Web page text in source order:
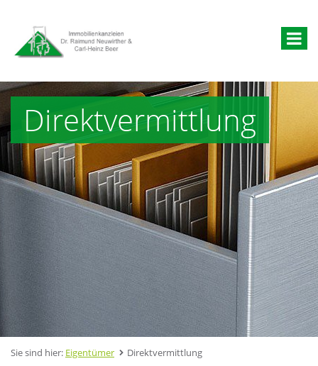
Direktvermittlung
Sie sind hier: Eigentümer Direktvermittlung